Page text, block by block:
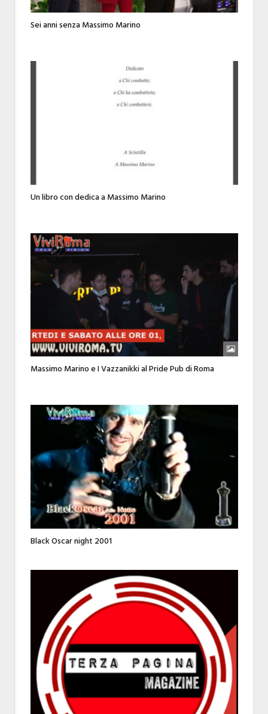
Sei anni senza Massimo Marino
Un libro con dedica a Massimo Marino
Massimo Marino e I Vazzanikki al Pride Pub di Roma
Black Oscar night 2001